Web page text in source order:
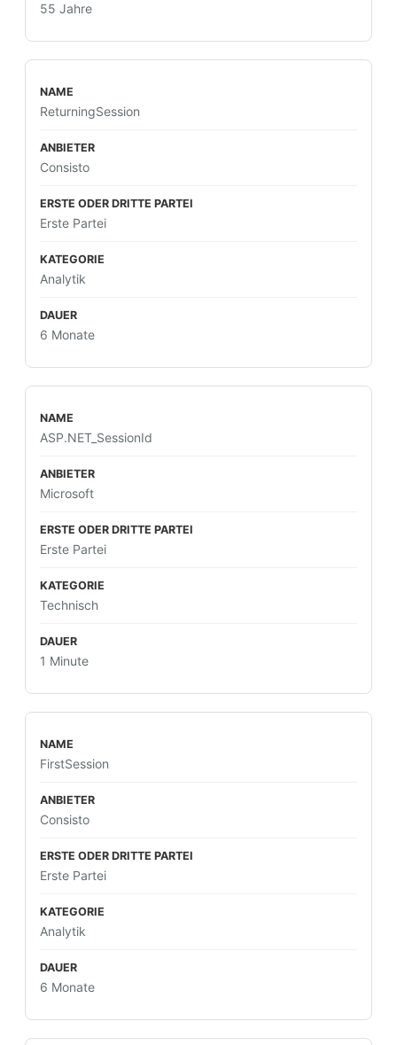
55 Jahre
ReturningSession
Consisto
Erste Partei
Analytik
6 Monate
ASP.NET_SessionId
Microsoft
Erste Partei
Technisch
1 Minute
FirstSession
Consisto
Erste Partei
Analytik
6 Monate